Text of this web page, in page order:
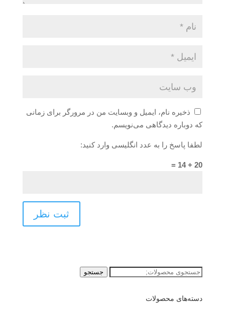
ذخیره نام، ایمیل و وبسایت من در مرورگر برای زمانی
که دوباره دیدگاهی می‌نویسم.
لطفا پاسخ را به عدد انگلیسی وارد کنید:
20 + 14 =
جستجو
جستجو
دسته‌های محصولات